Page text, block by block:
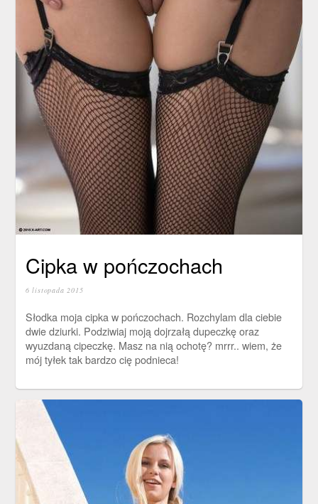
Cipka w pończochach
6 listopada 2015
Słodka moja cipka w pończochach. Rozchylam dla ciebie
dwie dziurki. Podziwiaj moją dojrzałą dupeczkę oraz
wyuzdaną cipeczkę. Masz na nią ochotę? mrrr.. wiem, że
mój tyłek tak bardzo cię podnieca!